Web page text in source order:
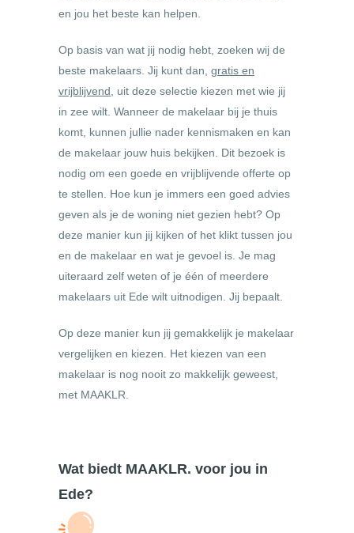
en jou het beste kan helpen.
Op basis van wat jij nodig hebt, zoeken wij de
beste makelaars. Jij kunt dan, gratis en
vrijblijvend , uit deze selectie kiezen met wie jij
in zee wilt. Wanneer de makelaar bij je thuis
komt, kunnen jullie nader kennismaken en kan
de makelaar jouw huis bekijken. Dit bezoek is
nodig om een goede en vrijblijvende offerte op
te stellen. Hoe kun je immers een goed advies
geven als je de woning niet gezien hebt? Op
deze manier kun jij kijken of het klikt tussen jou
en de makelaar en wat je gevoel is. Je mag
uiteraard zelf weten of je één of meerdere
makelaars uit Ede wilt uitnodigen. Jij bepaalt.
Op deze manier kun jij gemakkelijk je makelaar
vergelijken en kiezen. Het kiezen van een
makelaar is nog nooit zo makkelijk geweest,
met MAAKLR.
Wat biedt MAAKLR. voor jou in
Ede?